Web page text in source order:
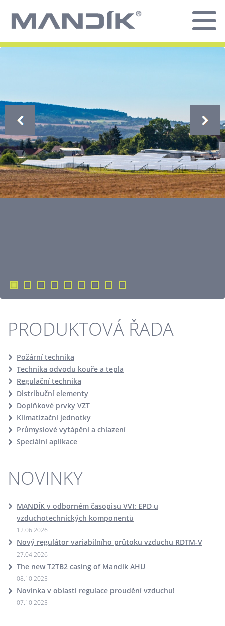
PRODUKTOVÁ ŘADA
Požární technika
Technika odvodu kouře a tepla
Regulační technika
Distribuční elementy
Doplňkové prvky VZT
Klimatizační jednotky
Průmyslové vytápění a chlazení
Speciální aplikace
NOVINKY
MANDÍK v odborném časopisu VVI: EPD u
vzduchotechnických komponentů
12.06.2026
Nový regulátor variabilního průtoku vzduchu RDTM-V
27.04.2026
The new T2TB2 casing of Mandík AHU
08.10.2025
Novinka v oblasti regulace proudění vzduchu!
07.10.2025